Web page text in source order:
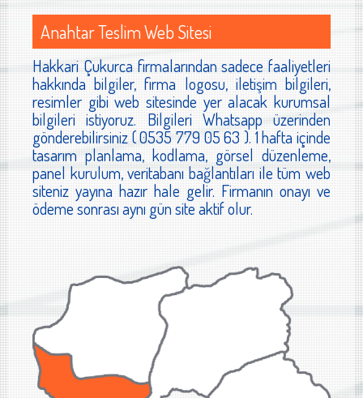
Anahtar Teslim Web Sitesi
Hakkari Çukurca firmalarından sadece faaliyetleri
hakkında bilgiler, firma logosu, iletişim bilgileri,
resimler gibi web sitesinde yer alacak kurumsal
bilgileri istiyoruz. Bilgileri Whatsapp üzerinden
gönderebilirsiniz ( 0535 779 05 63 ). 1 hafta içinde
tasarım planlama, kodlama, görsel düzenleme,
panel kurulum, veritabanı bağlantıları ile tüm web
siteniz yayına hazır hale gelir. Firmanın onayı ve
ödeme sonrası aynı gün site aktif olur.